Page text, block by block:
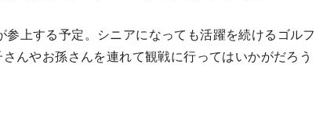
上する予定。シニアになっても活躍を続けるゴルフ
んやお孫さんを連れて観戦に行ってはいかがだろう